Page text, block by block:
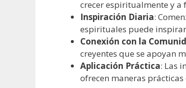
crecer espiritualmente y a
Inspiración Diaria:
espirituales puede
Conexión con la
creyentes que se apoyan
Aplicación Práctica: Las
ofrecen maneras